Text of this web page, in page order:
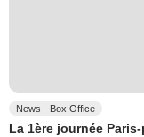
News - Box Office
La 1ère journée